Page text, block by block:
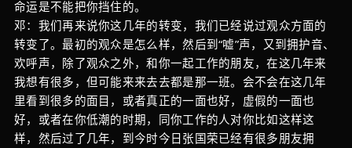
命运是不能把你挡住的。
邓：我们再来说你这几年的转变，我们已经说过观众方面的
转变了。最初的观众是怎么样，然后到“嘘”声，又到拥护音、
欢呼声，除了观众之外，和你一起工作的朋友，在这几年来
我想有很多，但可能来来去去都是那一班。会不会在这几年
里看到很多的面目，或者真正的一面也好，虚假的一面也
好，或者在你低潮的时期，同你工作的人对你比如这样这
样，然后过了几年，到今时今日张国荣已经有很多朋友拥